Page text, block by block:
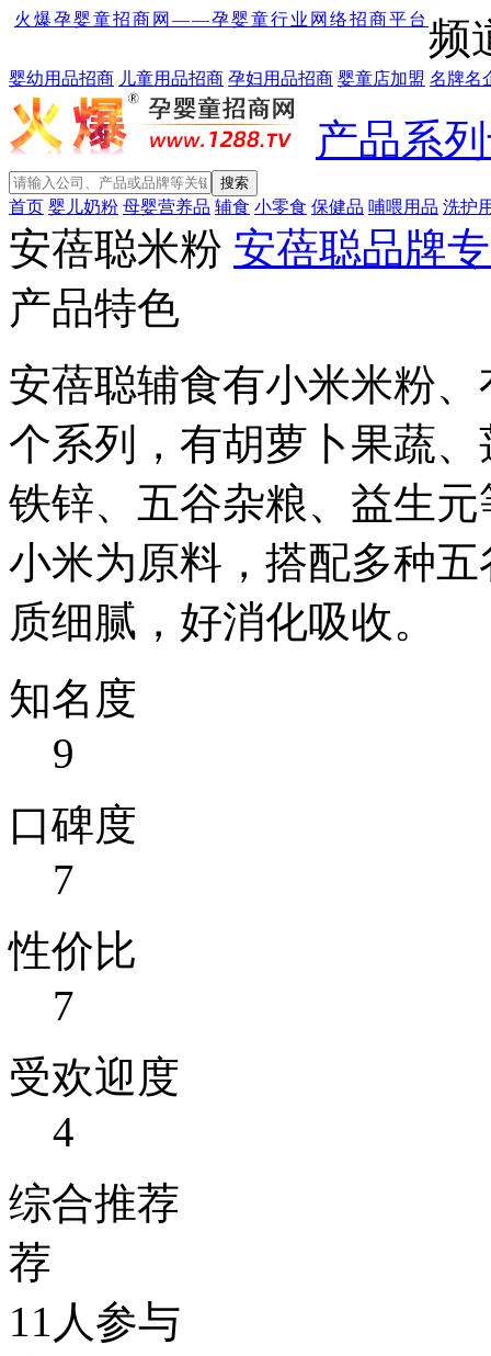
火爆孕婴童招商网——孕婴童行业网络招商平台 频
婴幼用品招商 儿童用品招商 孕妇用品招商 婴童店加盟 名牌名
产品系
首页 婴儿奶粉 母婴营养品 辅食 小零食 保健品 哺喂用品 洗护
安蓓聪米粉 安蓓聪品牌
产品特色
安蓓聪辅食有小米米粉
个系列，有胡萝卜果蔬
铁锌、五谷杂粮、益生
小米为原料，搭配多种
质细腻，好消化吸收。
知名度
9
口碑度
7
性价比
7
受欢迎度
4
综合推荐
荐
11人参与